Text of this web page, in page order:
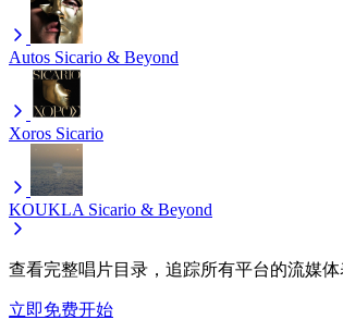
Autos Sicario & Beyond
Xoros Sicario
KOUKLA Sicario & Beyond
查看完整唱片目录，追踪所有平台的流媒体
立即免费开始